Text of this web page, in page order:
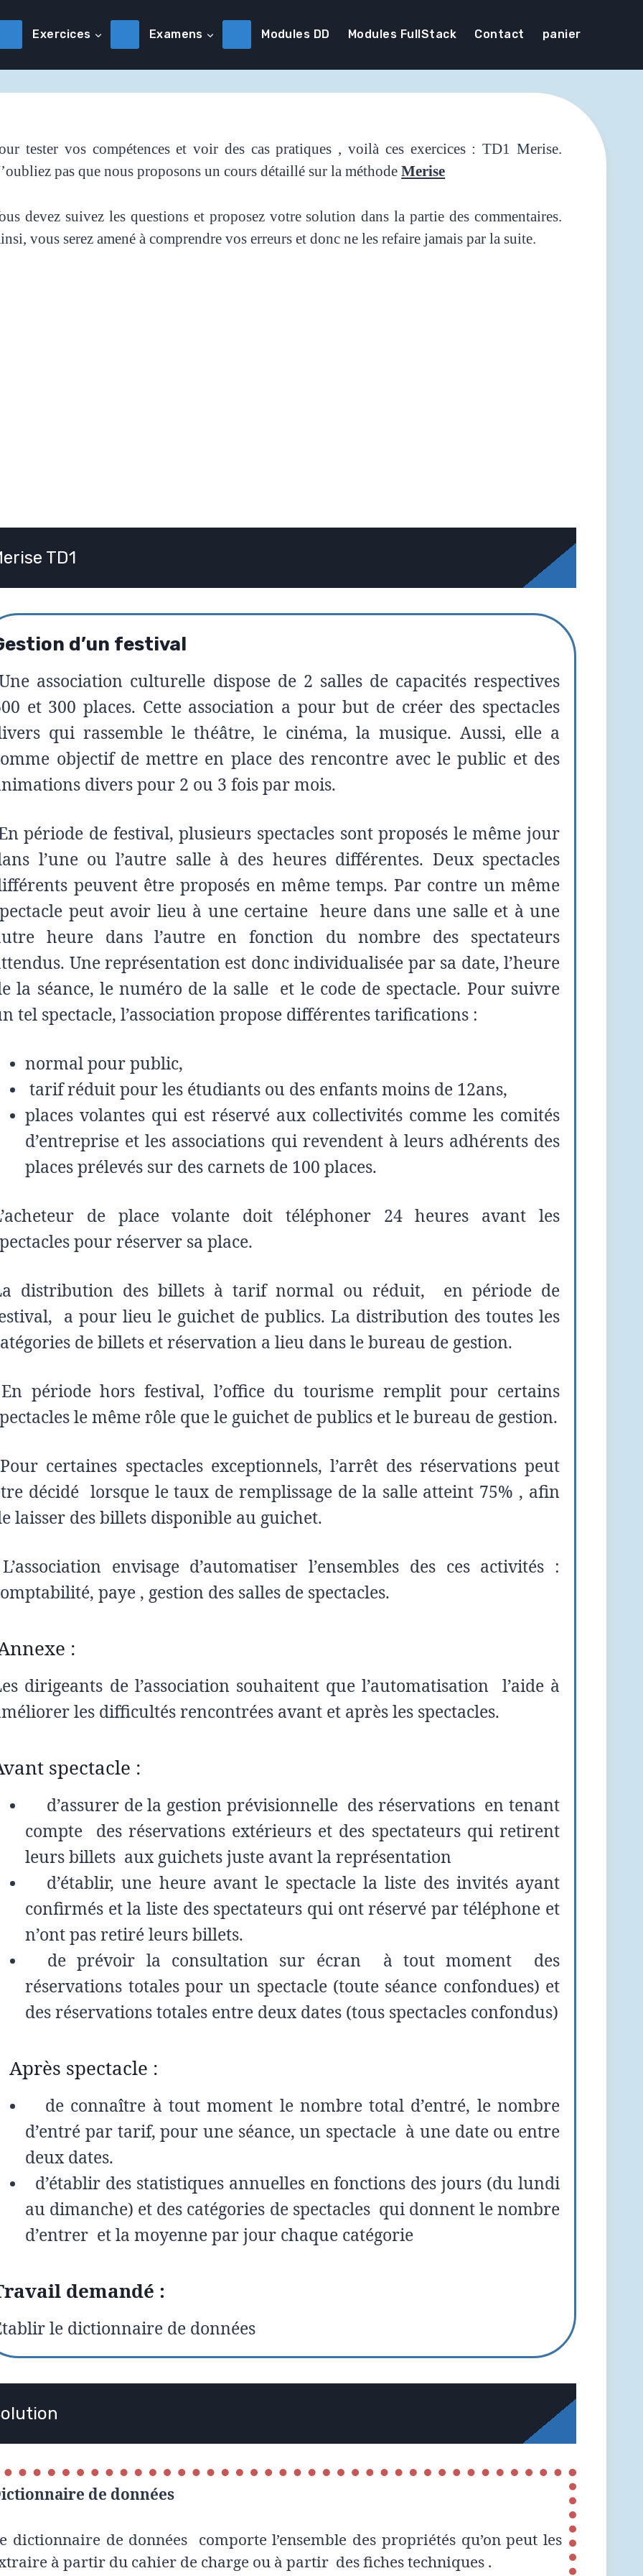
Exercices Examens Modules DD Modules FullStack Contact panier
tester vos compétences et voir des cas pratiques , voilà ces exercices : TD1 Merise.
pas que nous proposons un cours détaillé sur la méthodeMerise
devez suivez les questions et proposez votre solution dans la partie des commentaires.
vous serez amené à comprendre vos erreurs et donc ne les refaire jamais par la suite.
TD1
d’un festival
association culturelle dispose de 2 salles de capacités respectives
et 300 places. Cette association a pour but de créer des spectacles
qui rassemble le théâtre, le cinéma, la musique. Aussi, elle a
objectif de mettre en place des rencontre avec le public et des
divers pour 2 ou 3 fois par mois.
période de festival, plusieurs spectacles sont proposés le même jour
l’une ou l’autre salle à des heures différentes. Deux spectacles
peuvent être proposés en même temps. Par contre un même
peut avoir lieu à une certaine heure dans une salle et à une
heure dans l’autre en fonction du nombre des spectateurs
Une représentation est donc individualisée par sa date, l’heure
la séance, le numéro de la salle et le code de spectacle. Pour suivre
tel spectacle, l’association propose différentes tarifications :
normal pour public,
tarif réduit pour les étudiants ou des enfants moins de 12ans,
places volantes qui est réservé aux collectivités comme les comités
d’entreprise et les associations qui revendent à leurs adhérents des
places prélevés sur des carnets de 100 places.
de place volante doit téléphoner 24 heures avant les
pour réserver sa place.
distribution des billets à tarif normal ou réduit, en période de
a pour lieu le guichet de publics. La distribution des toutes les
de billets et réservation a lieu dans le bureau de gestion.
En période hors festival, l’office du tourisme remplit pour certains
le même rôle que le guichet de publics et le bureau de gestion.
Pour certaines spectacles exceptionnels, l’arrêt des réservations peut
décidé lorsque le taux de remplissage de la salle atteint 75% , afin
laisser des billets disponible au guichet.
L’association envisage d’automatiser l’ensembles des ces activités :
paye , gestion des salles de spectacles.
:
dirigeants de l’association souhaitent que l’automatisation l’aide à
les difficultés rencontrées avant et après les spectacles.
spectacle :
d’assurer de la gestion prévisionnelle des réservations en tenant
compte des réservations extérieurs et des spectateurs qui retirent
leurs billets aux guichets juste avant la représentation
d’établir, une heure avant le spectacle la liste des invités ayant
confirmés et la liste des spectateurs qui ont réservé par téléphone et
n’ont pas retiré leurs billets.
de prévoir la consultation sur écran à tout moment des
réservations totales pour un spectacle (toute séance confondues) et
des réservations totales entre deux dates (tous spectacles confondus)
Après spectacle :
de connaître à tout moment le nombre total d’entré, le nombre
d’entré par tarif, pour une séance, un spectacle à une date ou entre
deux dates.
d’établir des statistiques annuelles en fonctions des jours (du lundi
au dimanche) et des catégories de spectacles qui donnent le nombre
d’entrer et la moyenne par jour chaque catégorie
demandé :
le dictionnaire de données
de données
dictionnaire de données comporte l’ensemble des propriétés qu’on peut les
à partir du cahier de charge ou à partir des fiches techniques .